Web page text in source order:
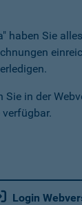
haben Sie
in der
Login